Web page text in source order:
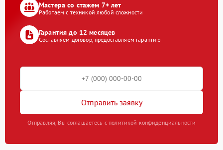
Мастера со стажем 7+ лет
Работаем с техникой любой сложности
Гарантия до 12 месяцев
Составляем договор, предоставляем гарантию
Отправить заявку
Отправляя, Вы соглашаетесь с политикой конфиденциальности